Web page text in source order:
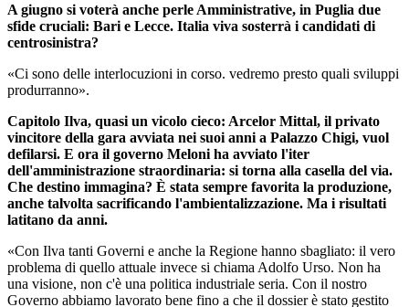
A giugno si voterà anche perle Amministrative, in Puglia due
sfide cruciali: Bari e Lecce. Italia viva sosterrà i candidati di
centrosinistra?
«Ci sono delle interlocuzioni in corso. vedremo presto quali sviluppi
produrranno».
Capitolo Ilva, quasi un vicolo cieco: Arcelor Mittal, il privato
vincitore della gara avviata nei suoi anni a Palazzo Chigi, vuol
defilarsi. E ora il governo Meloni ha avviato l'iter
dell'amministrazione straordinaria: si torna alla casella del via.
Che destino immagina? È stata sempre favorita la produzione,
anche talvolta sacrificando l'ambientalizzazione. Ma i risultati
latitano da anni.
«Con Ilva tanti Governi e anche la Regione hanno sbagliato: il vero
problema di quello attuale invece si chiama Adolfo Urso. Non ha
una visione, non c'è una politica industriale seria. Con il nostro
Governo abbiamo lavorato bene fino a che il dossier è stato gestito